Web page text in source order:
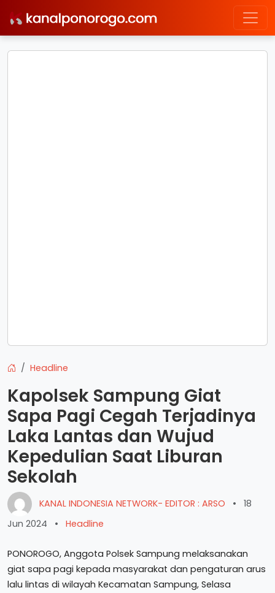
Headline
Kapolsek Sampung Giat
Sapa Pagi Cegah Terjadinya
Laka Lantas dan Wujud
Kepedulian Saat Liburan
Sekolah
KANAL INDONESIA NETWORK- EDITOR : ARSO •
18
Jun 2024
• Headline
PONOROGO, Anggota Polsek Sampung melaksanakan
giat sapa pagi kepada masyarakat dan pengaturan arus
lalu lintas di wilayah Kecamatan Sampung, Selasa